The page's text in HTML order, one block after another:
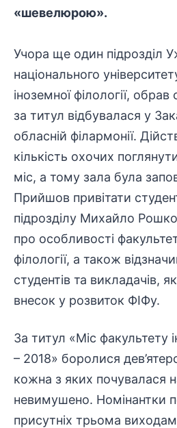
«шевелюрою».
Учора ще один підрозділ
національного
іноземної філології,
за титул відбувалася у
обласній філармонії.
кількість охочих
міс, а тому зала була
Прийшов привітати
підрозділу Михайло
про особливості
філології, а також
студентів та викладачів,
внесок у розвиток ФІФу.
За титул «Міс факультету
– 2018» боролися
кожна з яких почувалася
невимушено. Номінантки
присутніх трьома